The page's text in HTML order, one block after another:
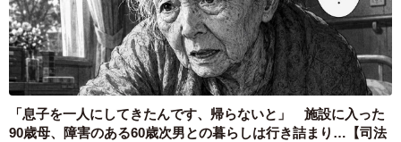
以来なぜか、社員から「コンビニで一番くじがありました
よ」「今度、ライブやるみたいですよ？」って推しの情報
を教えてもらえるように…。まぁ、隠さなくていいっての
はラクですね（笑）。(男性・30代・会社役員)
・若い頃から特撮ヒーローが好きです。息子の保育園グッ
「息子を一人にしてきたんです、帰らないと」 施設に入った
90歳母、障害のある60歳次男との暮らしは行き詰まり…【司法